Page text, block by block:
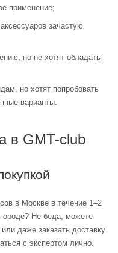
применение;
зачастую
но не хотят обладать
но хотят попробовать
варианты.
в GMT-club
в Москве в течение 1–2
Не беда, можете
даже заказать доставку
с экспертом лично.